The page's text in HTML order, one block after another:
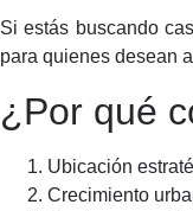
Si estás buscando
para quienes desean
¿Por qué
Ubicación
Crecimiento